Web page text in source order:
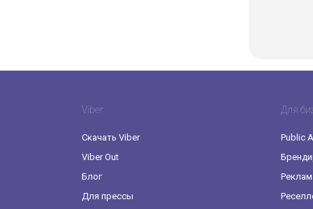
Viber
Скачать Viber
Viber Out
Блог
Для прессы
Для
Public